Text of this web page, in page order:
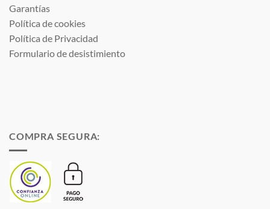
Garantías
Política de cookies
Política de Privacidad
Formulario de desistimiento
COMPRA SEGURA: